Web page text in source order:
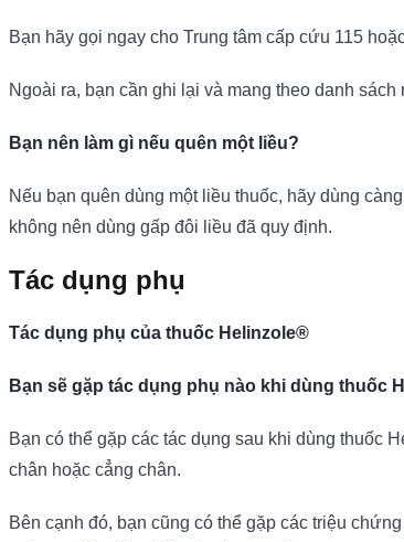
Bạn hãy gọi ngay cho Trung tâm cấp cứu 115
Ngoài ra, bạn cần ghi lại và mang theo danh
Bạn nên làm gì nếu quên một liều?
Nếu bạn quên dùng một liều thuốc, hãy dùng
không nên dùng gấp đôi liều đã quy định.
Tác dụng phụ
Tác dụng phụ của thuốc Helinzole®
Bạn sẽ gặp tác dụng phụ nào khi dùng thuốc
Bạn có thể gặp các tác dụng sau khi dùng thuốc
chân hoặc cẳng chân.
Bên cạnh đó, bạn cũng có thể gặp các triệu